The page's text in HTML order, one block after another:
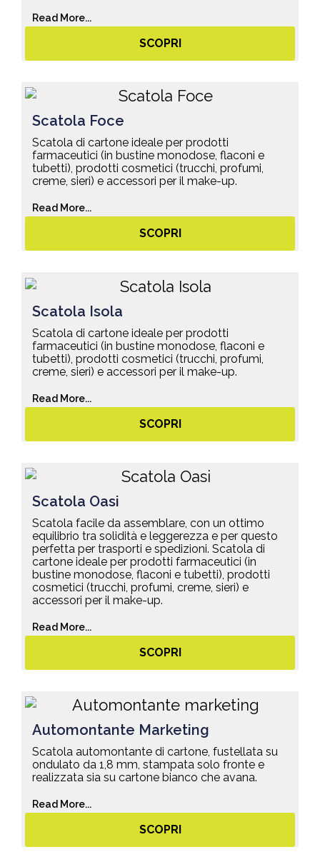
Read More...
SCOPRI
Scatola Foce
Scatola di cartone ideale per prodotti
farmaceutici (in bustine monodose, flaconi e
tubetti), prodotti cosmetici (trucchi, profumi,
creme, sieri) e accessori per il make-up.
Read More...
SCOPRI
Scatola Isola
Scatola di cartone ideale per prodotti
farmaceutici (in bustine monodose, flaconi e
tubetti), prodotti cosmetici (trucchi, profumi,
creme, sieri) e accessori per il make-up.
Read More...
SCOPRI
Scatola Oasi
Scatola facile da assemblare, con un ottimo
equilibrio tra solidità e leggerezza e per questo
perfetta per trasporti e spedizioni. Scatola di
cartone ideale per prodotti farmaceutici (in
bustine monodose, flaconi e tubetti), prodotti
cosmetici (trucchi, profumi, creme, sieri) e
accessori per il make-up.
Read More...
SCOPRI
Automontante Marketing
Scatola automontante di cartone, fustellata su
ondulato da 1,8 mm, stampata solo fronte e
realizzata sia su cartone bianco che avana.
Read More...
SCOPRI